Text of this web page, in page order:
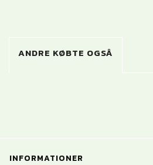
ANDRE KØBTE OGSÅ
INFORMATIONER